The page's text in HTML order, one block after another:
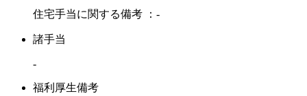
住宅手当に関する備考 ：-
諸手当
-
福利厚生備考